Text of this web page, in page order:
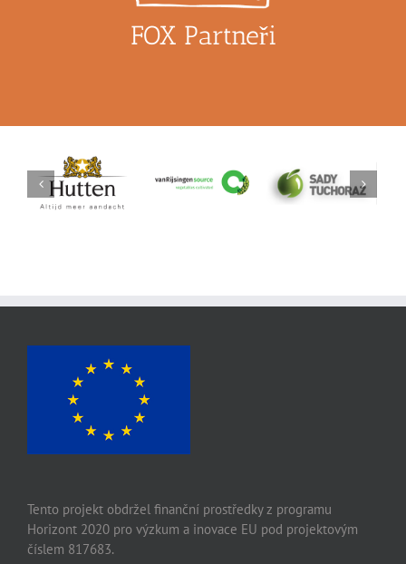
FOX Partneři
Hutten
Netherlands
vanRijsingeningredients
Sady Tuchoraz
Spol SRO
Tento projekt obdržel finanční prostředky z programu
Horizont 2020 pro výzkum a inovace EU pod projektovým
číslem 817683.